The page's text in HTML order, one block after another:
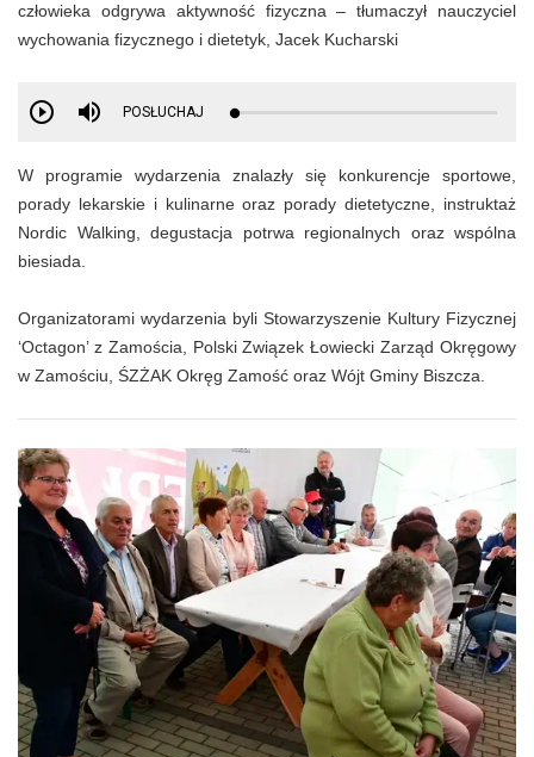
człowieka odgrywa aktywność fizyczna – tłumaczył nauczyciel
wychowania fizycznego i dietetyk, Jacek Kucharski
POSŁUCHAJ
W programie wydarzenia znalazły się konkurencje sportowe,
porady lekarskie i kulinarne oraz porady dietetyczne, instruktaż
Nordic Walking, degustacja potrwa regionalnych oraz wspólna
biesiada.
Organizatorami wydarzenia byli Stowarzyszenie Kultury Fizycznej
‘Octagon’ z Zamościa, Polski Związek Łowiecki Zarząd Okręgowy
w Zamościu, ŚZŻAK Okręg Zamość oraz Wójt Gminy Biszcza.